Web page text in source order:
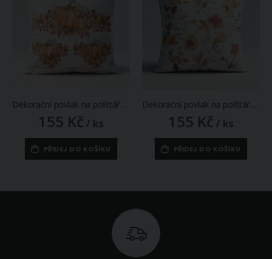
Dekorační povlak na polštářek CYH6063C oranžové dýně, 40x40cm
155 Kč / ks
PŘIDEJ DO KOŠÍKU
Dekorační povlak na polštářek CYH5953GC, podzimní rostlinky, oranžová, 40x40cm
155 Kč / ks
PŘIDEJ DO KOŠÍKU